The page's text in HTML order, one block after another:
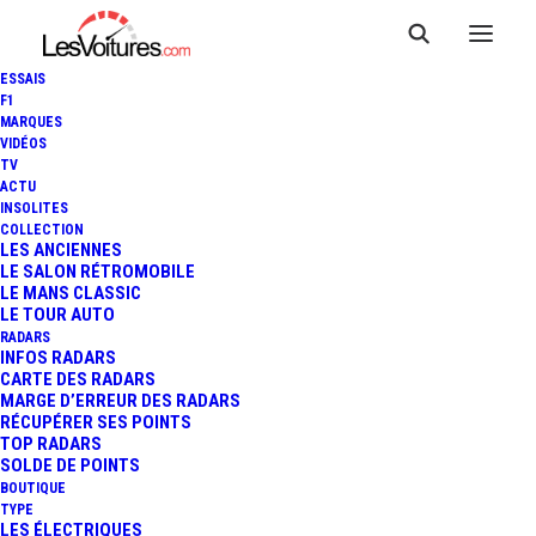
ESSAIS
F1
MARQUES
VIDÉOS
TV
ACTU
INSOLITES
COLLECTION
LES ANCIENNES
LE SALON RÉTROMOBILE
LE MANS CLASSIC
LE TOUR AUTO
RADARS
INFOS RADARS
CARTE DES RADARS
MARGE D’ERREUR DES RADARS
RÉCUPÉRER SES POINTS
TOP RADARS
SOLDE DE POINTS
BOUTIQUE
TYPE
LES ÉLECTRIQUES
2 octobre 2019
BMW X5 ET X6 M